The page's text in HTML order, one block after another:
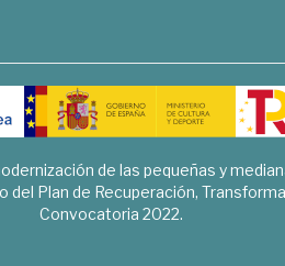
de las pequeñas y
del Plan de Recuperación,
Convocatoria 2022.